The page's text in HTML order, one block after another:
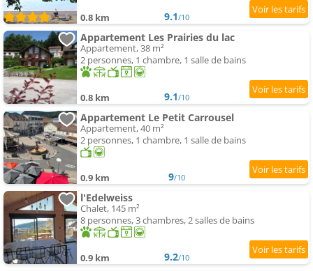
0.8 km 9.1/10
Appartement Les Prairies du lac
Appartement, 38 m²
2 personnes, 1 chambre, 1 salle de bains
0.8 km 9.1/10
Appartement Le Petit Carrousel
Appartement, 40 m²
2 personnes, 1 chambre, 1 salle de bains
0.9 km 9/10
l'Edelweiss
Chalet, 145 m²
8 personnes, 3 chambres, 2 salles de bains
0.9 km 9.2/10